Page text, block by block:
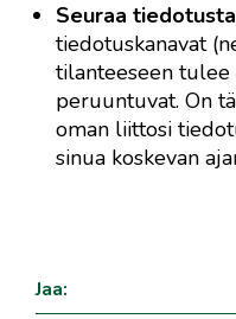
Seuraa tiedotusta
tiedotuskanavat
tilanteeseen
peruuntuvat. On
oman liittosi
sinua koskevan
Jaa: